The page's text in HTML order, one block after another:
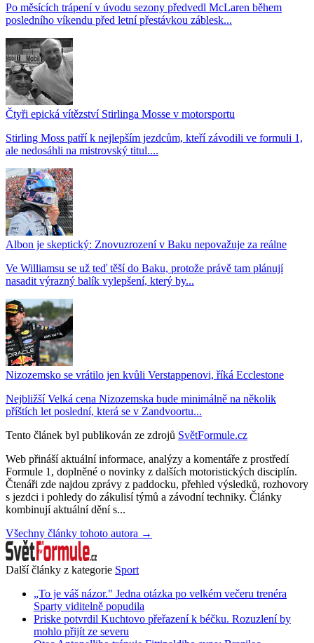
Po měsících trápení v úvodu sezony předvedl McLaren během
posledního víkendu před letní přestávkou záblesk...
Čtyři epická vítězství Stirlinga Mosse v motorsportu
Stirling Moss patří k nejlepším jezdcům, kteří závodili ve formuli 1,
ale nedosáhli na mistrovský titul....
Albon je skeptický: Znovuzrození v Baku nepovažuje za reálne
Ve Williamsu se už teď těší do Baku, protože právě tam plánují
nasadit výrazný balík vylepšení, který by...
Nizozemsko se vrátilo jen kvůli Verstappenovi, říká Ecclestone
Nejbližší Velká cena Nizozemska bude minimálně na několik
příštích let poslední, která se v Zandvoortu...
Tento článek byl publikován ze zdrojů SvětFormule.cz
Web přináší aktuální informace, analýzy a komentáře z prostředí
Formule 1, doplněné o novinky z dalších motoristických disciplín.
Čtenáři zde najdou zprávy z paddocku, přehled výsledků, rozhovory
s jezdci i pohledy do zákulisí týmů a závodní techniky. Články
kombinují aktuální dění s...
Všechny články tohoto autora →
Další články z kategorie Sport
„To je váš názor." Jedna otázka po velkém večeru trenéra
Sparty viditelně popudila
Priske potvrdil Kuchtovo přeřazení k béčku. Rozuzlení by
mohlo přijít ze severu